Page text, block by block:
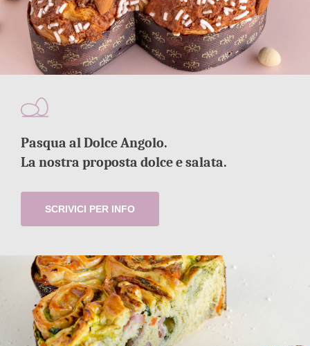
Pasqua al Dolce Angolo.
La nostra proposta dolce e salata.
SCRIVICI PER INFO